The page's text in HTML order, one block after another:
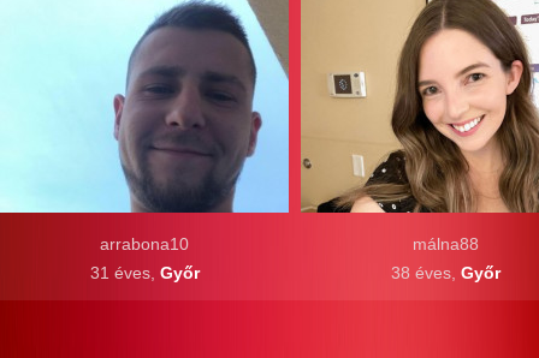
málna88
38 éves, Győr
arrabona10
31 éves, Győr